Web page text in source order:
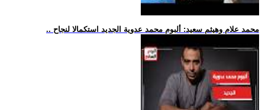
.. محمد علام وهيثم سعيد: ألبوم محمد عدوية الجديد استكمالا لنجاح